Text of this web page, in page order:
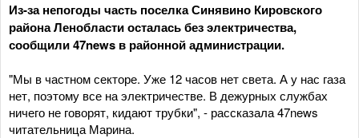
Из-за непогоды часть поселка Синявино Кировского
района Ленобласти осталась без электричества,
сообщили 47news в районной администрации.
"Мы в частном секторе. Уже 12 часов нет света. А у нас газа
нет, поэтому все на электричестве. В дежурных службах
ничего не говорят, кидают трубки", - рассказала 47news
читательница Марина.